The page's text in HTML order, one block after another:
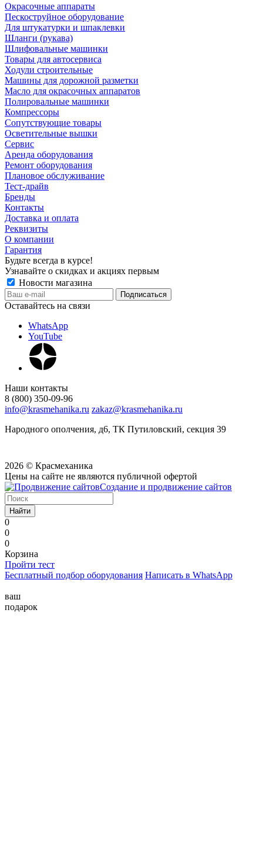
Окрасочные аппараты
Пескоструйное оборудование
Для штукатурки и шпаклевки
Шланги (рукава)
Шлифовальные машинки
Товары для автосервиса
Ходули строительные
Машины для дорожной разметки
Масло для окрасочных аппаратов
Полировальные машинки
Компрессоры
Сопутствующие товары
Осветительные вышки
Сервис
Аренда оборудования
Ремонт оборудования
Плановое обслуживание
Тест-драйв
Бренды
Контакты
Доставка и оплата
Реквизиты
О компании
Гарантия
Будьте всегда в курсе!
Узнавайте о скидках и акциях первым
Новости магазина
Оставайтесь на связи
WhatsApp
YouTube
Наши контакты
8 (800) 350-09-96
info@krasmehanika.ru zakaz@krasmehanika.ru
Народного ополчения, д6, ТК Путиловский, секция 39
2026 © Красмеханика
Цены на сайте не являются публичной офертой
Создание и продвижение сайтов
Найти
0
0
0
Корзина
Пройти тест
Бесплатный подбор оборудования Написать в WhatsApp
ваш
подарок